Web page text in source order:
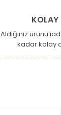
KOLAY
Aldığınız ürünü
kadar kolay